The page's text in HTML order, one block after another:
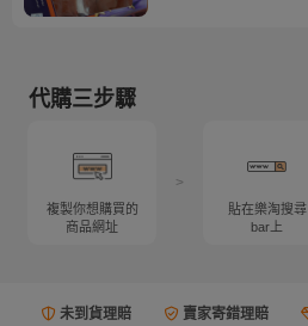
代購三步驟
複製你想購買的
商品網址
>
貼在樂淘搜尋
bar上
未到貨理賠 賣家寄錯理賠